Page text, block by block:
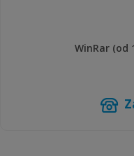
WinRar (od